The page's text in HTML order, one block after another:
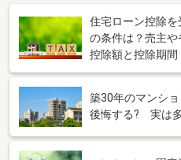
住宅ローン控除
の条件は？売主
控除額と控除期間
築30年のマンシ
後悔する? 実は